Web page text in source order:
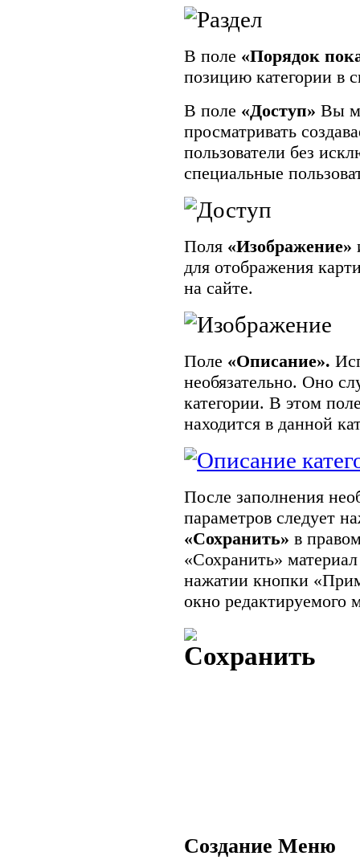
В поле «Порядок
позицию категории в
В поле «Доступ» Вы
просматривать
пользователи без
специальные
Поля «Изображение»
для отображения
на сайте.
Поле «Описание».
необязательно. Оно
категории. В этом
находится в данной
После заполнения
параметров следует
«Сохранить» в
«Сохранить»
нажатии кнопки
окно редактируемого
Создание Меню